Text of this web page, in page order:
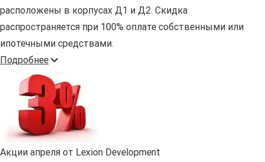
расположены в корпусах Д1 и Д2. Скидка
распространяется при 100% оплате собственными или
ипотечными средствами.
Подробнее
Акции апреля от Lexion Development